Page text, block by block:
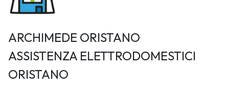
ARCHIMEDE ORISTANO
ASSISTENZA ELETTRODOMESTICI
ORISTANO